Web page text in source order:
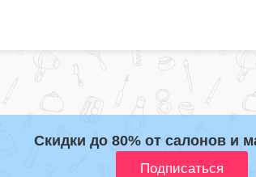
Скидки до 80% от салонов и